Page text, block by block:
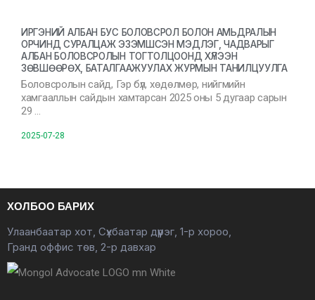
ИРГЭНИЙ АЛБАН БУС БОЛОВСРОЛ БОЛОН АМЬДРАЛЫН
ОРЧИНД СУРАЛЦАЖ ЭЗЭМШСЭН МЭДЛЭГ, ЧАДВАРЫГ
АЛБАН БОЛОВСРОЛЫН ТОГТОЛЦООНД ХҮЛЭЭН
ЗӨВШӨӨРӨХ, БАТАЛГААЖУУЛАХ ЖУРМЫН ТАНИЛЦУУЛГА
Боловсролын сайд, Гэр бүл, хөдөлмөр, нийгмийн
хамгааллын сайдын хамтарсан 2025 оны 5 дугаар сарын
29 …
2025-07-28
ХОЛБОО БАРИХ
Улаанбаатар хот, Сүхбаатар дүүрэг, 1-р хороо,
Гранд оффис төв, 2-р давхар